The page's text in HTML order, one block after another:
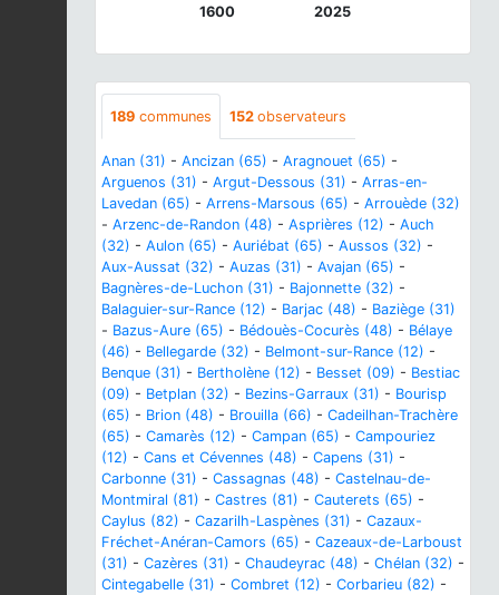
1600 2025
189 communes 152 observateurs
Anan (31) - Ancizan (65) - Aragnouet (65) -
Arguenos (31) - Argut-Dessous (31) - Arras-en-
Lavedan (65) - Arrens-Marsous (65) - Arrouède (32)
- Arzenc-de-Randon (48) - Asprières (12) - Auch
(32) - Aulon (65) - Auriébat (65) - Aussos (32) -
Aux-Aussat (32) - Auzas (31) - Avajan (65) -
Bagnères-de-Luchon (31) - Bajonnette (32) -
Balaguier-sur-Rance (12) - Barjac (48) - Baziège (31)
- Bazus-Aure (65) - Bédouès-Cocurès (48) - Bélaye
(46) - Bellegarde (32) - Belmont-sur-Rance (12) -
Benque (31) - Bertholène (12) - Besset (09) - Bestiac
(09) - Betplan (32) - Bezins-Garraux (31) - Bourisp
(65) - Brion (48) - Brouilla (66) - Cadeilhan-Trachère
(65) - Camarès (12) - Campan (65) - Campouriez
(12) - Cans et Cévennes (48) - Capens (31) -
Carbonne (31) - Cassagnas (48) - Castelnau-de-
Montmiral (81) - Castres (81) - Cauterets (65) -
Caylus (82) - Cazarilh-Laspènes (31) - Cazaux-
Fréchet-Anéran-Camors (65) - Cazeaux-de-Larboust
(31) - Cazères (31) - Chaudeyrac (48) - Chélan (32) -
Cintegabelle (31) - Combret (12) - Corbarieu (82) -